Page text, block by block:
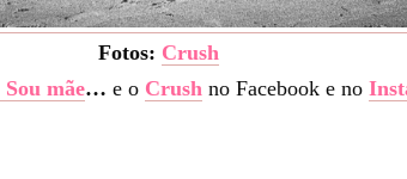
Fotos: Crush
mãe… e o Crush no Facebook e no